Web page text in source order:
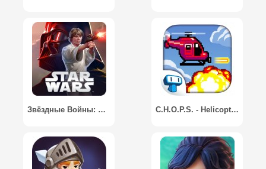
Звёздные Войны: Поединок / Star Wars: Rivals C.H.O.P.S. - Helicopter Game / C.H.O.P.S. - Игра войны